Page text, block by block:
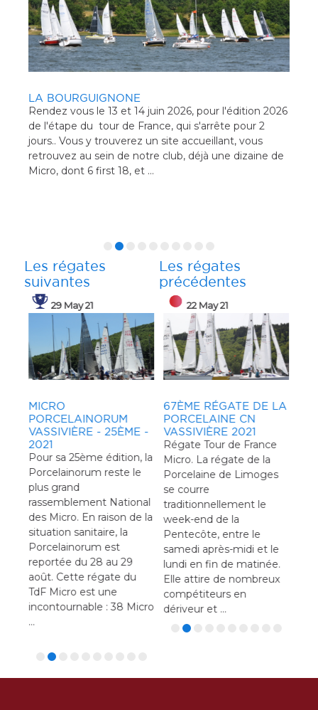
LA BOURGUIGNONE
Rendez vous le 13 et 14 juin 2026, pour l'édition 2026
de l'étape du tour de France, qui s'arrête pour 2
jours.. Vous y trouverez un site accueillant, vous
retrouvez au sein de notre club, déjà une dizaine de
Micro, dont 6 first 18, et ...
Les régates
suivantes
29 May 21
MICRO
PORCELAINORUM
VASSIVIÈRE - 25ÈME -
2021
Pour sa 25ème édition, la
Porcelainorum reste le
plus grand
rassemblement National
des Micro. En raison de la
situation sanitaire, la
Porcelainorum est
reportée du 28 au 29
août. Cette régate du
TdF Micro est une
incontournable : 38 Micro
...
30 May 21
RÉGATE CVRL - 4M
N°4
Quatrième régate à
Léran pour le nouveau
challenge 4M du Club de
Voile des Rives de Léran.
Ce challenge est un clin
d'oeil au fameux
regroupement au sein
du Pays des Pyrénées
cathares des sites de
Montségur, Mirepoix,
Les régates
précédentes
22 May 21
CHAMPIONNAT DE
PRINTEMPS 2
Ce championnat se
courra sur 3 régates, le
vainqueur sera désigné à
l'issue des 3 courses
22 May 21
67ÈME RÉGATE DE LA
PORCELAINE CN
VASSIVIÈRE 2021
Régate Tour de France
Micro. La régate de la
Porcelaine de Limoges
se courre
traditionnellement le
week-end de la
Pentecôte, entre le
samedi après-midi et le
lundi en fin de matinée.
Elle attire de nombreux
compétiteurs en
dériveur et ...